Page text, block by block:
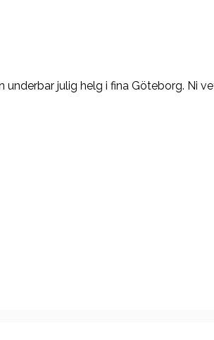
julig helg i fina Göteborg. Ni